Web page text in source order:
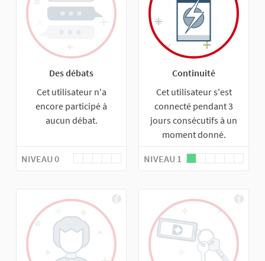
Des débats
Cet utilisateur n'a
encore participé à
aucun débat.
NIVEAU 0
Continuité
Cet utilisateur s'est
connecté pendant 3
jours consécutifs à un
moment donné.
NIVEAU 1